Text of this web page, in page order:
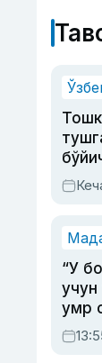
“У
учун
умр